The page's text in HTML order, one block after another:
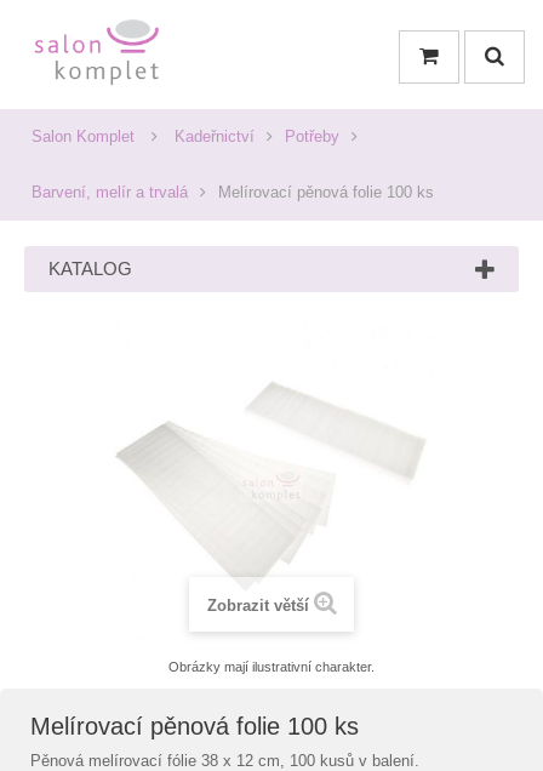
Salon Komplet Kadeřnictví Potřeby
Barvení, melír a trvalá Melírovací pěnová folie 100 ks
KATALOG
Zobrazit větší
Obrázky mají ilustrativní charakter.
Melírovací pěnová folie 100 ks
Pěnová melírovací fólie 38 x 12 cm, 100 kusů v balení.